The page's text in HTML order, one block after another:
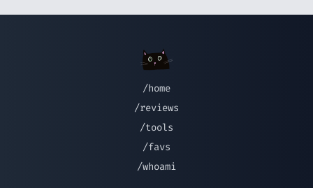
/home
/reviews
/tools
/favs
/whoami